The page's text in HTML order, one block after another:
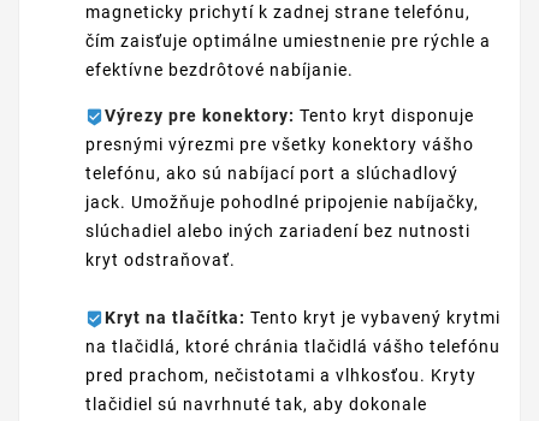
magneticky prichytí k zadnej strane telefónu,
čím zaisťuje optimálne umiestnenie pre rýchle a
efektívne bezdrôtové nabíjanie.
Výrezy pre konektory: Tento kryt disponuje
presnými výrezmi pre všetky konektory vášho
telefónu, ako sú nabíjací port a slúchadlový
jack. Umožňuje pohodlné pripojenie nabíjačky,
slúchadiel alebo iných zariadení bez nutnosti
kryt odstraňovať.
Kryt na tlačítka: Tento kryt je vybavený krytmi
na tlačidlá, ktoré chránia tlačidlá vášho telefónu
pred prachom, nečistotami a vlhkosťou. Kryty
tlačidiel sú navrhnuté tak, aby dokonale